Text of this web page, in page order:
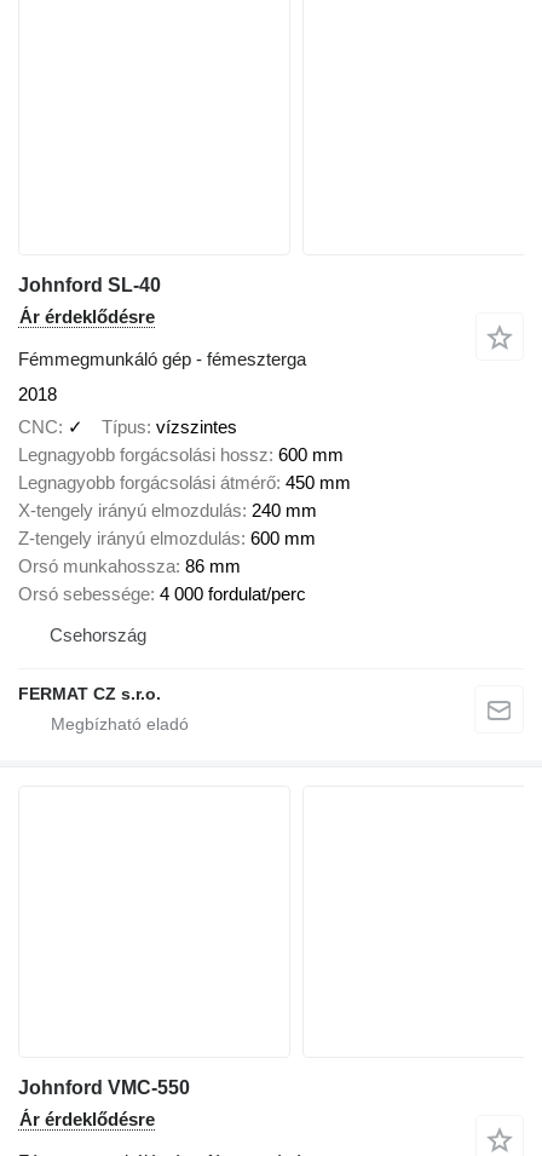
Johnford SL-40
Ár érdeklődésre
Fémmegmunkáló gép - fémeszterga
2018
CNC
✓ Típus vízszintes
Legnagyobb forgácsolási hossz 600 mm
Legnagyobb forgácsolási átmérő 450 mm
X-tengely irányú elmozdulás 240 mm
Z-tengely irányú elmozdulás 600 mm
Orsó munkahossza 86 mm
Orsó sebessége 4 000 fordulat/perc
Csehország
FERMAT CZ s.r.o.
Johnford VMC-550
Ár érdeklődésre